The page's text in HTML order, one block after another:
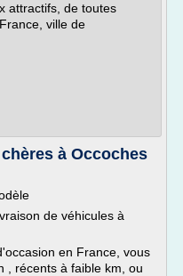
attractifs, de toutes
ville de
à Occoches
de véhicules à
en France, vous
, récents à faible km, ou